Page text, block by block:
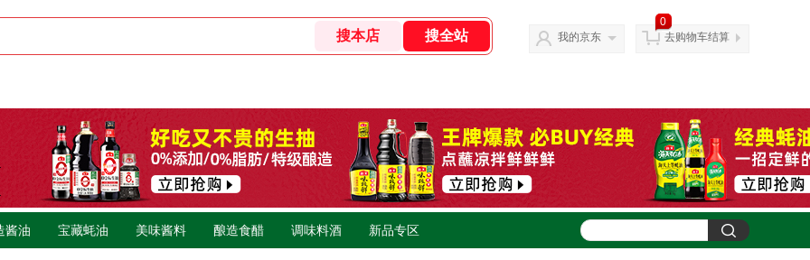
我的京东
0
去购物车结算
酱油 宝藏蚝油 美味酱料 酿造食醋 调味料酒 新品专区